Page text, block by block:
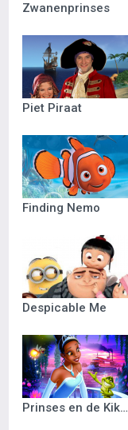
Zwanenprinses
Piet Piraat
Finding Nemo
Despicable Me
Prinses en de Kikker